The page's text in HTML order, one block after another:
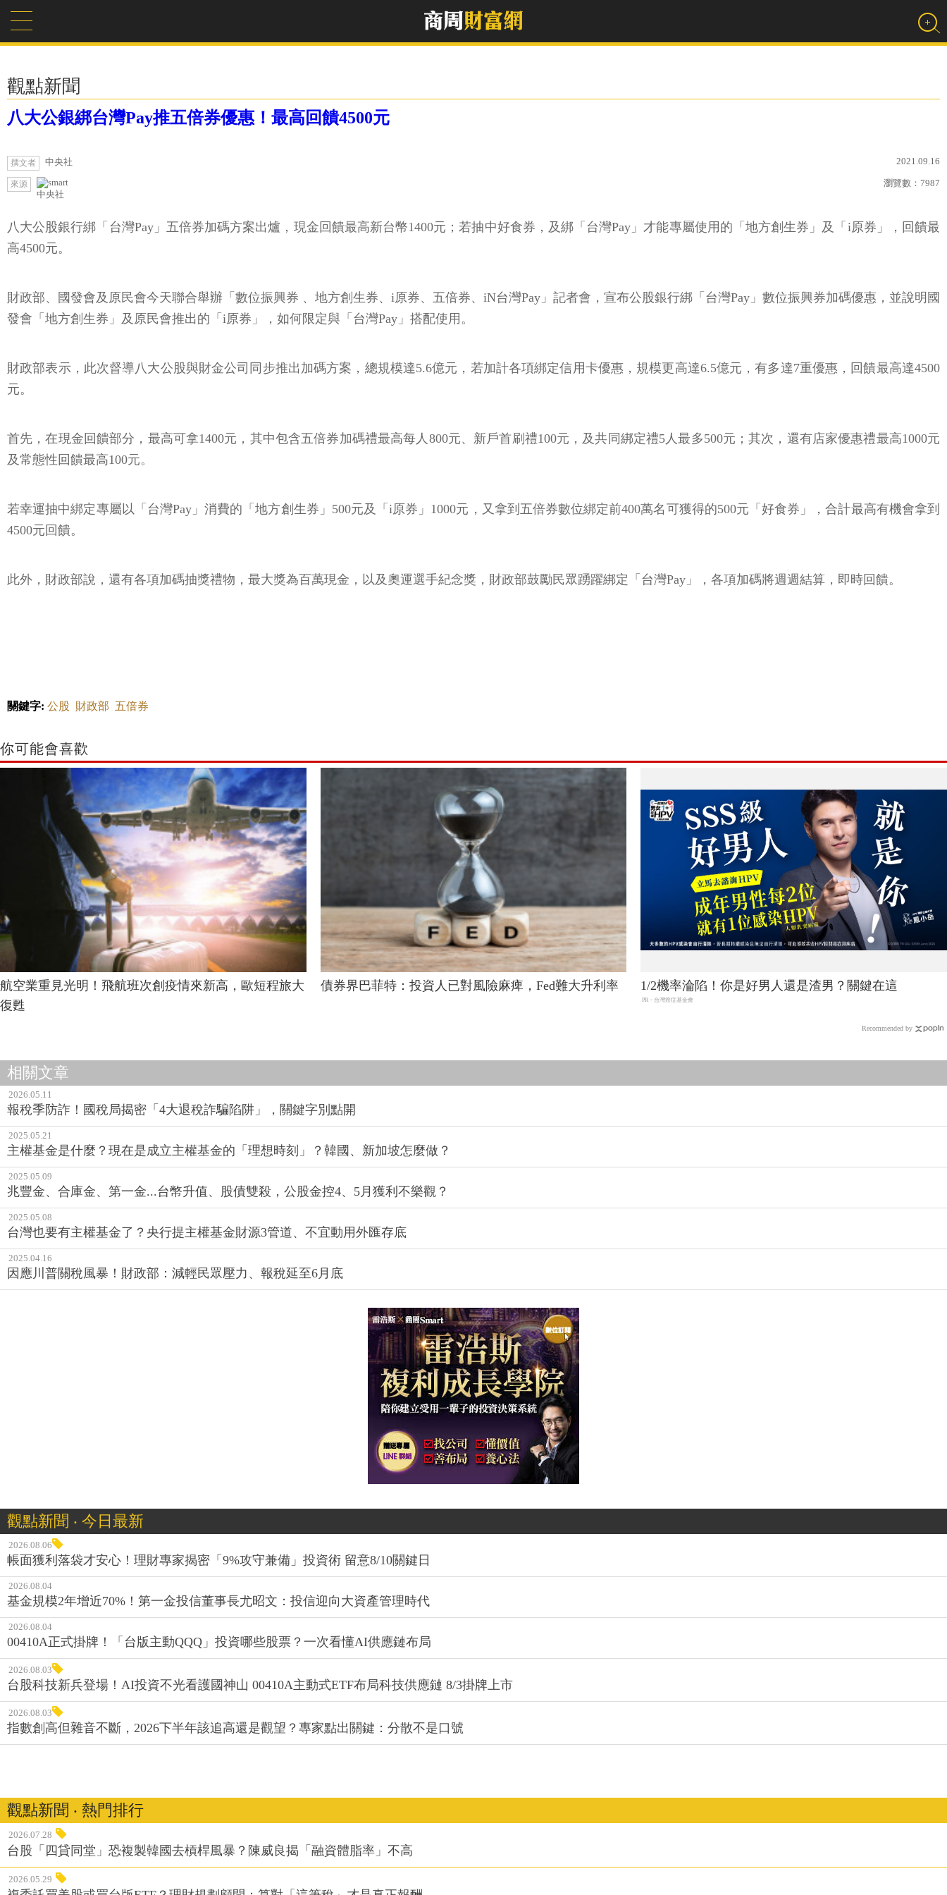
觀點新聞
八大公銀綁台灣Pay推五倍券優惠！最高回饋4500元
撰文者 中央社 2021.09.16
來源
中央社
瀏覽數： 7987
八大公股銀行綁「台灣Pay」五倍券加碼方案出爐，現金回饋最高新台幣1400元；若抽中好食券，及綁「台灣Pay」才能專屬使用的「地方創生券」及「i原券」，回饋最
高4500元。
財政部、國發會及原民會今天聯合舉辦「數位振興券 、地方創生券、i原券、五倍券、iN台灣Pay」記者會，宣布公股銀行綁「台灣Pay」數位振興券加碼優惠，並說明國
發會「地方創生券」及原民會推出的「i原券」，如何限定與「台灣Pay」搭配使用。
財政部表示，此次督導八大公股與財金公司同步推出加碼方案，總規模達5.6億元，若加計各項綁定信用卡優惠，規模更高達6.5億元，有多達7重優惠，回饋最高達4500
元。
首先，在現金回饋部分，最高可拿1400元，其中包含五倍券加碼禮最高每人800元、新戶首刷禮100元，及共同綁定禮5人最多500元；其次，還有店家優惠禮最高1000元
及常態性回饋最高100元。
若幸運抽中綁定專屬以「台灣Pay」消費的「地方創生券」500元及「i原券」1000元，又拿到五倍券數位綁定前400萬名可獲得的500元「好食券」，合計最高有機會拿到
4500元回饋。
此外，財政部說，還有各項加碼抽獎禮物，最大獎為百萬現金，以及奧運選手紀念獎，財政部鼓勵民眾踴躍綁定「台灣Pay」，各項加碼將週週結算，即時回饋。
關鍵字: 公股 財政部 五倍券
你可能會喜歡
航空業重見光明！飛航班次創疫情來新高，歐短程旅大
復甦
債券界巴菲特：投資人已對風險麻痺，Fed難大升利率 1/2機率淪陷！你是好男人還是渣男？關鍵在這
PR・台灣癌症基金會
Recommended by
相關文章
2026.05.11
報稅季防詐！國稅局揭密「4大退稅詐騙陷阱」，關鍵字別點開
2025.05.21
主權基金是什麼？現在是成立主權基金的「理想時刻」？韓國、新加坡怎麼做？
2025.05.09
兆豐金、合庫金、第一金...台幣升值、股債雙殺，公股金控4、5月獲利不樂觀？
2025.05.08
台灣也要有主權基金了？央行提主權基金財源3管道、不宜動用外匯存底
2025.04.16
因應川普關稅風暴！財政部：減輕民眾壓力、報稅延至6月底
觀點新聞 ‧ 今日最新
2026.08.06
帳面獲利落袋才安心！理財專家揭密「9%攻守兼備」投資術 留意8/10關鍵日
2026.08.04
基金規模2年增近70%！第一金投信董事長尤昭文：投信迎向大資產管理時代
2026.08.04
00410A正式掛牌！「台版主動QQQ」投資哪些股票？一次看懂AI供應鏈布局
2026.08.03
台股科技新兵登場！AI投資不光看護國神山 00410A主動式ETF布局科技供應鏈 8/3掛牌上市
2026.08.03
指數創高但雜音不斷，2026下半年該追高還是觀望？專家點出關鍵：分散不是口號
觀點新聞 ‧ 熱門排行
2026.07.28
台股「四貸同堂」恐複製韓國去槓桿風暴？陳威良揭「融資體脂率」不高
2026.05.29